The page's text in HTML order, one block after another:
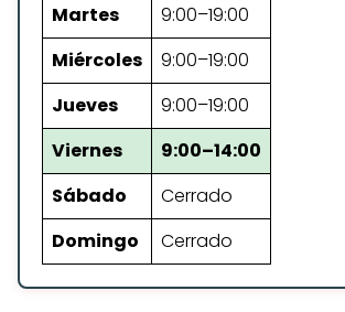
Martes
9:00–19:00
Miércoles
9:00–19:00
Jueves
9:00–19:00
Viernes
9:00–14:00
Sábado
Cerrado
Domingo
Cerrado